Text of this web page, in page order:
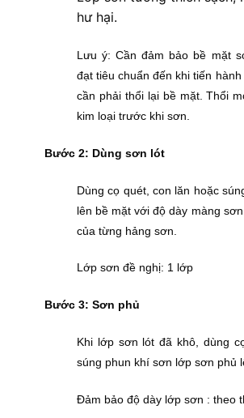
hư hại.
Lưu ý: Cần đảm bảo bề mặt
đạt tiêu chuẩn đến khi tiến
cần phải thổi lại bề mặt.Thổi
kim loại trước khi sơn.
Bước 2: Dùng sơn lót
Dùng cọ quét, con lăn hoặc
lên bề mặt với độ dày màng
của từng hảng sơn.
Lớp sơn đề nghị: 1 lớp
Bước 3: Sơn phủ
Khi lớp sơn lót đã khô, dùng
súng phun khí sơn lớp sơn phủ
Đảm bảo độ dày lớp sơn : theo